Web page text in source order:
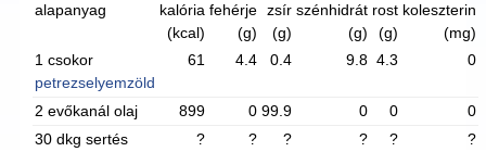
alapanyag
kalória
(kcal)
fehérje
(g)
zsír
(g)
szénhidrát
(g)
rost
(g)
koleszterin
(mg)
1 csokor
petrezselyemzöld
61 4.4 0.4 9.8 4.3 0
2 evőkanál olaj 899 0 99.9 0 0
0
30 dkg sertés
? ? ? ? ? ?